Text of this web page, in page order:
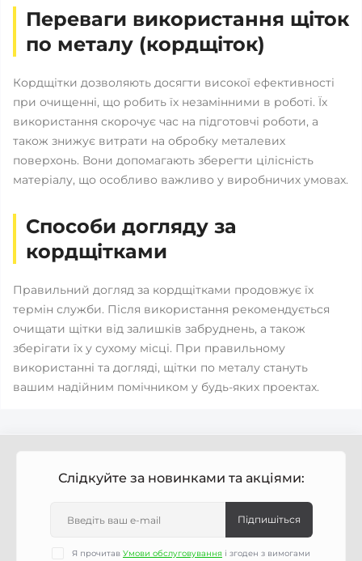
Переваги використання щіток
по металу (кордщіток)
Кордщітки дозволяють досягти високої ефективності
при очищенні, що робить їх незамінними в роботі. Їх
використання скорочує час на підготовчі роботи, а
також знижує витрати на обробку металевих
поверхонь. Вони допомагають зберегти цілісність
матеріалу, що особливо важливо у виробничих умовах.
Способи догляду за
кордщітками
Правильний догляд за кордщітками продовжує їх
термін служби. Після використання рекомендується
очищати щітки від залишків забруднень, а також
зберігати їх у сухому місці. При правильному
використанні та догляді, щітки по металу стануть
вашим надійним помічником у будь-яких проектах.
Слідкуйте за новинками та акціями:
Підпишіться
Я прочитав Умови обслуговування і згоден з вимогами